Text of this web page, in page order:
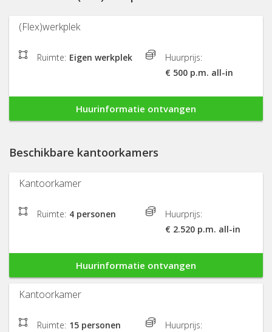
(Flex)werkplek
Ruimte: Eigen werkplek
Huurprijs:
€ 500 p.m. all-in
Huurinformatie ontvangen
Beschikbare kantoorkamers
Kantoorkamer
Ruimte: 4 personen
Huurprijs:
€ 2.520 p.m. all-in
Huurinformatie ontvangen
Kantoorkamer
Ruimte: 15 personen
Huurprijs: